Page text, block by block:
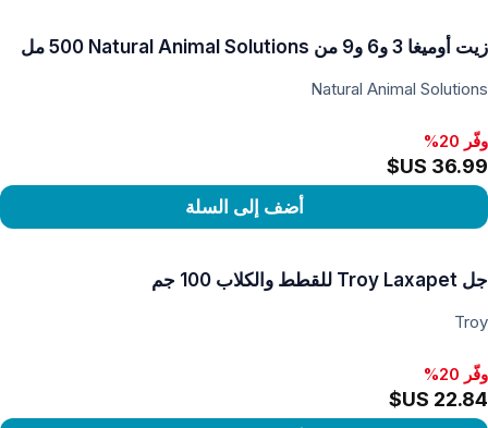
زيت أوميغا 3 و6 و9 من Natural Animal Solutions ‏500 مل
Natural Animal Solutions
وفّر 20%
أضف إلى السلة
جل Troy Laxapet للقطط والكلاب 100 جم
Troy
وفّر 20%